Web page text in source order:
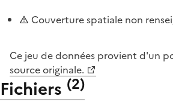
Couverture spatiale non
Ce jeu de données provient d'un
source originale.
Fichiers (2)